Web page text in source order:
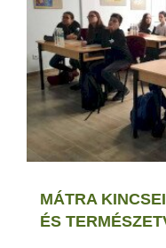
MÁTRA
ÉS